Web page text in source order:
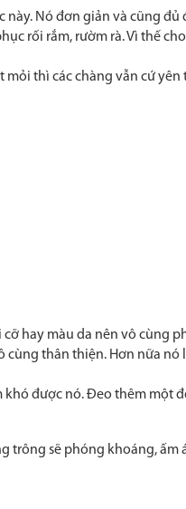
Nó đơn giản và cũng đủ
rối rắm, rườm rà. Vì thế
thì các chàng vẫn cứ yên
hay màu da nên vô cùng
cùng thân thiện. Hơn nữa
được nó. Đeo thêm một
trông sẽ phóng khoáng, ấm